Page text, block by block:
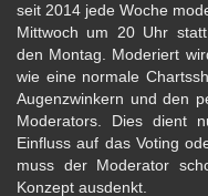
seit 2014 jede Woche
Mittwoch um 20 Uhr
den Montag. Moderiert
wie eine normale
Augenzwinkern und den
Moderators. Dies dient
Einfluss auf das Voting
muss der Moderator
Konzept ausdenkt.